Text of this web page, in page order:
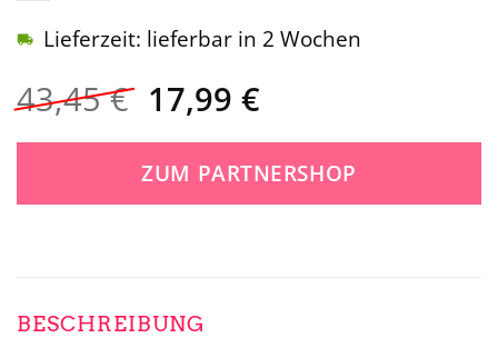
43,45€ Ursprünglicher
Preis
war:
43,45 €
17,99 €Aktueller
ist:
17,99 €.
Lieferzeit: lieferbar in 2 Wochen
ZUM PARTNERSHOP
BESCHREIBUNG